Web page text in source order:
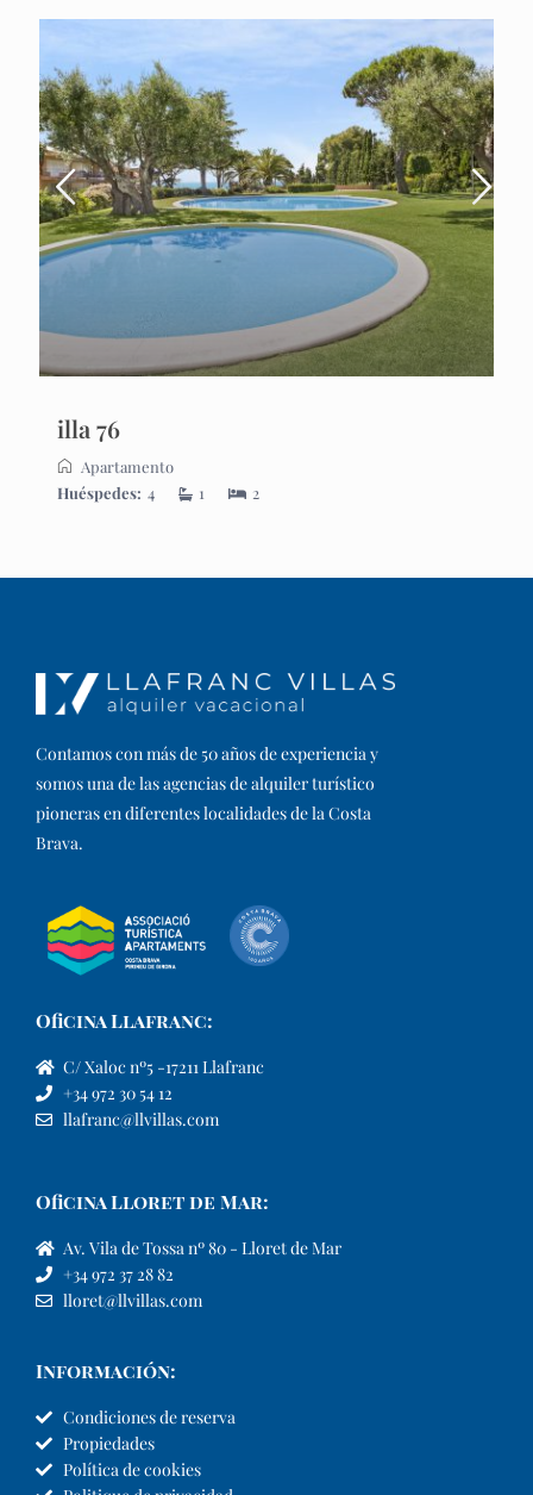
illa 76
Apartamento
Huéspedes: 4 1 2
Contamos con más de 50 años de experiencia y
somos una de las agencias de alquiler turístico
pioneras en diferentes localidades de la Costa
Brava.​
Oficina Llafranc:
C/ Xaloc nº5 -17211 Llafranc
+34 972 30 54 12
llafranc@llvillas.com
Oficina Lloret de Mar:
Av. Vila de Tossa nº 80 - Lloret de Mar
+34 972 37 28 82
lloret@llvillas.com
Información:
Condiciones de reserva
Propiedades
Política de cookies